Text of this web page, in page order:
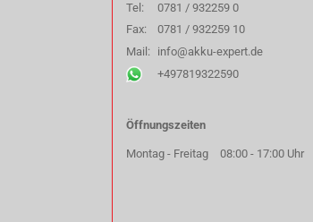
Tel:
0781 / 932259 0
Fax:
0781 / 932259 10
Mail:
info@akku-expert.de
+497819322590
Öffnungszeiten
Montag - Freitag 08:00 - 17:00 Uhr